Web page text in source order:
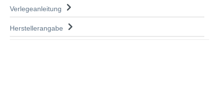
Verlegeanleitung
Herstellerangabe